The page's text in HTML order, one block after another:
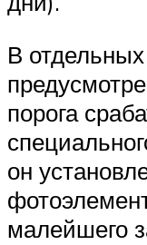
В
порога
он
малейшего